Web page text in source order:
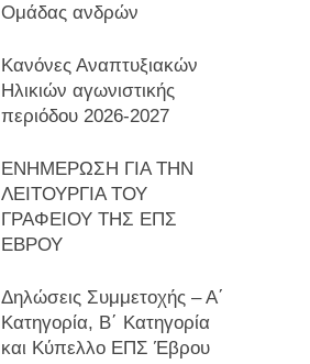
Ομάδας ανδρών
Κανόνες Αναπτυξιακών
Ηλικιών αγωνιστικής
περιόδου 2026-2027
ΕΝΗΜΕΡΩΣΗ ΓΙΑ ΤΗΝ
ΛΕΙΤΟΥΡΓΙΑ ΤΟΥ
ΓΡΑΦΕΙΟΥ ΤΗΣ ΕΠΣ
ΕΒΡΟΥ
Δηλώσεις Συμμετοχής – Α΄
Κατηγορία, Β΄ Κατηγορία
και Κύπελλο ΕΠΣ Έβρου